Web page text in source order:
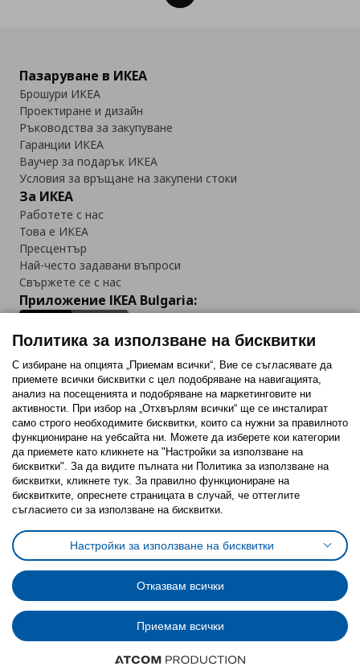
Пазаруване в ИКЕА
Брошури ИКЕА
Проектиране и дизайн
Ръководства за закупуване
Гаранции ИКЕА
Ваучер за подарък ИКЕА
Условия за връщане на закупени стоки
За ИКЕА
Работете с нас
Това е ИКЕА
Пресцентър
Най-често задавани въпроси
Свържете се с нас
Приложение IKEA Bulgaria:
Последвайте ни:
FacebookTwitterYoutubePinterestInstagram
Политика за използване на бисквитки (Cookies)
Избор на настройки за използване на бисквитки
Условия за ползване на ikea.bgОбща политика за личните данни
Политика за защита на личните данни на ikea.bg
Общи условия на програма IKEA Family
Политика за защита на лични данни на програма IKEA Family
© Inter-IKEA Systems B.V. 1999 - 2025
Политика за използване на бисквитки
С избиране на опцията „Приемам всички“, Вие се съгласявате да
приемете всички бисквитки с цел подобряване на навигацията,
анализ на посещенията и подобряване на маркетинговите ни
активности. При избор на „Отхвърлям всички“ ще се инсталират
само строго необходимитe бисквитки, които са нужни за правилното
функциониране на уебсайта ни. Можете да изберете кои категории
да приемете като кликнете на "Настройки за използване на
бисквитки". За да видите пълната ни Политика за използване на
бисквитки, кликнете тук. За правилно функциониране на
бисквитките, опреснете страницата в случай, че оттеглите
съгласието си за използване на бисквитки.
Настройки за използване на бисквитки
Отказвам всички
Приемам всички